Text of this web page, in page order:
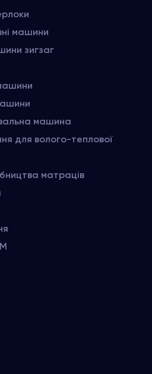
машини
зигзаг
машина
для волого-теплової
матраців